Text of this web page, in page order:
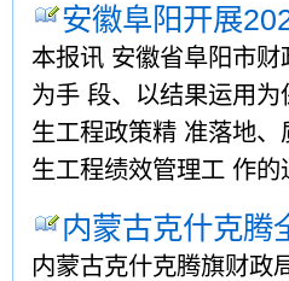
安徽阜阳开展
本报讯 安徽省阜阳市
为手 段、以结果运用
生工程政策精 准落地
生工程绩效管理工 作
内蒙古克什克腾
内蒙古克什克腾旗财政